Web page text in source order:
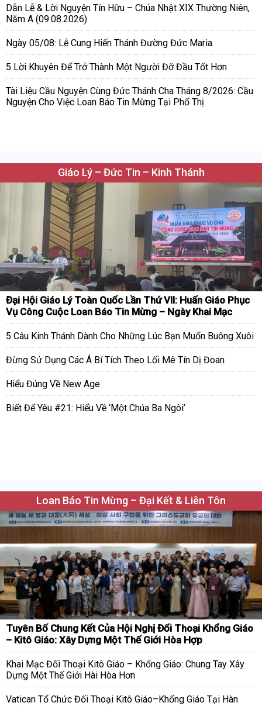
Dẫn Lễ & Lời Nguyện Tín Hữu – Chúa Nhật XIX Thường Niên,
Năm A (09.08.2026)
Ngày 05/08: Lễ Cung Hiến Thánh Đường Đức Maria
5 Lời Khuyên Để Trở Thành Một Người Đỡ Đầu Tốt Hơn
Tài Liệu Cầu Nguyện Cùng Đức Thánh Cha Tháng 8/2026: Cầu
Nguyện Cho Việc Loan Báo Tin Mừng Tại Phố Thị
Giáo Lý – Đức Tin – Kinh Thánh
Đại Hội Giáo Lý Toàn Quốc Lần Thứ VII: Huấn Giáo Phục
Vụ Công Cuộc Loan Báo Tin Mừng – Ngày Khai Mạc
5 Câu Kinh Thánh Dành Cho Những Lúc Bạn Muốn Buông Xuôi
Đừng Sử Dụng Các Á Bí Tích Theo Lối Mê Tín Dị Đoan
Hiểu Đúng Về New Age
Biết Để Yêu #21: Hiểu Về ‘Một Chúa Ba Ngôi’
Loan Báo Tin Mừng – Đại Kết & Liên Tôn
Tuyên Bố Chung Kết Của Hội Nghị Đối Thoại Khổng Giáo
– Kitô Giáo: Xây Dựng Một Thế Giới Hòa Hợp
Khai Mạc Đối Thoại Kitô Giáo – Khổng Giáo: Chung Tay Xây
Dựng Một Thế Giới Hài Hòa Hơn
Vatican Tổ Chức Đối Thoại Kitô Giáo–Khổng Giáo Tại Hàn